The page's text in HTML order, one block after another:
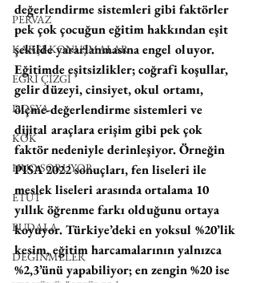
PERVAZ
KARŞI-KONUŞMALAR
EĞRİ ÇİZGİ
DOSYA
KÖK
HUO SORUYOR
ETÜT
BUDALA
DEĞİNMELER
değerlendirme sistemleri gibi faktörler
pek çok çocuğun eğitim hakkından eşit
şekilde yararlanmasına engel oluyor.
Eğitimde eşitsizlikler; coğrafi koşullar,
gelir düzeyi, cinsiyet, okul ortamı,
ölçme-değerlendirme sistemleri ve
dijital araçlara erişim gibi pek çok
faktör nedeniyle derinleşiyor. Örneğin
PISA 2022 sonuçları, fen liseleri ile
meslek liseleri arasında ortalama 10
yıllık öğrenme farkı olduğunu ortaya
koyuyor. Türkiye’deki en yoksul %20’lik
kesim, eğitim harcamalarının yalnızca
%2,3’ünü yapabiliyor; en zengin %20 ise